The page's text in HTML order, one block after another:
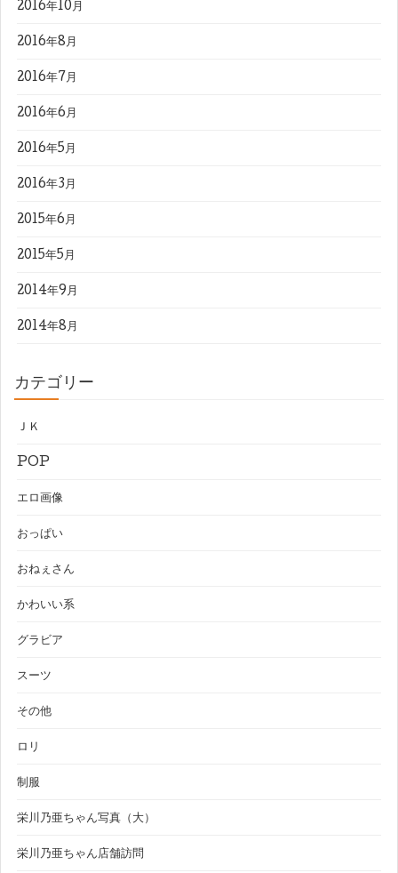
2016年10月
2016年8月
2016年7月
2016年6月
2016年5月
2016年3月
2015年6月
2015年5月
2014年9月
2014年8月
カテゴリー
ＪＫ
POP
エロ画像
おっぱい
おねぇさん
かわいい系
グラビア
スーツ
その他
ロリ
制服
栄川乃亜ちゃん写真（大）
栄川乃亜ちゃん店舗訪問